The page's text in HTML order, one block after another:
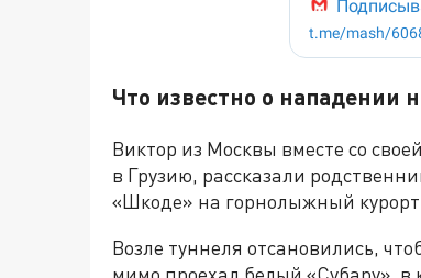
Что известно о нападении
Виктор из Москвы вместе со
в Грузию, рассказали
«Шкоде» на горнолыжный курорт
Возле туннеля отсановились,